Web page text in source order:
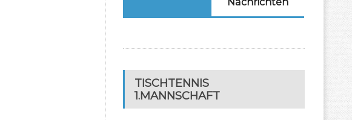
TISCHTENNIS
1.MANNSCHAFT